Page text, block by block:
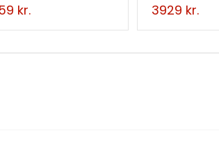
kr. 3929 kr.